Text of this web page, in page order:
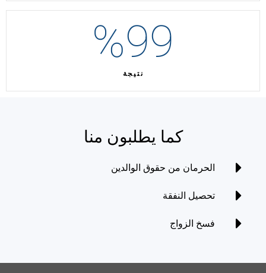
نتيجة
99
%
كما يطلبون منا
الحرمان من حقوق الوالدين
تحصيل النفقة
فسخ الزواج